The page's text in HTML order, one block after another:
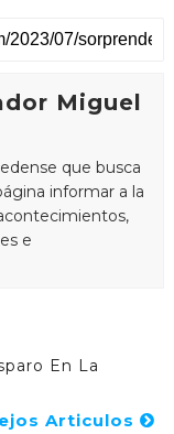
Miguel
que busca
informar a la
e
En La
Articulos